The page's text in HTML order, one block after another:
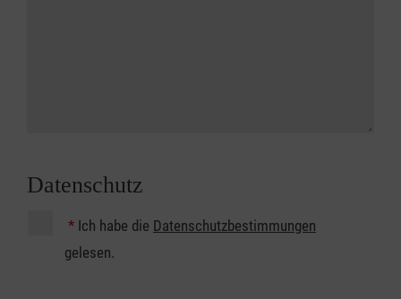
Datenschutz
* Ich habe die Datenschutzbestimmungen
gelesen.